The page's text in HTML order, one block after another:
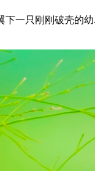
一只刚刚破壳的